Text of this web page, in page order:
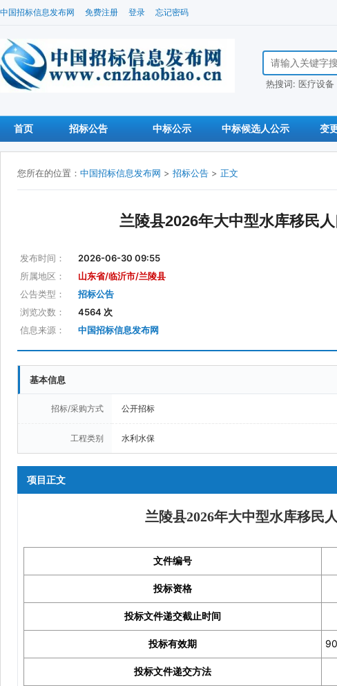
中国招标信息发布网 免费注册 登录 忘记密码
搜索招标信息
热搜词: 医疗设备
首页 招标公告 中标公示 中标候选人公示 变
您所在的位置： 中国招标信息发布网 > 招标公告 > 正文
兰陵县2026年大中型水库移民
发布时间：
2026-06-30 09:55
所属地区：
山东省/临沂市/兰陵县
公告类型：
招标公告
浏览次数：
4564 次
信息来源：
中国招标信息发布网
基本信息
招标/采购方式 公开招标
工程类别 水利水保
项目正文